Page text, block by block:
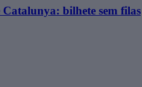
bilhete sem filas